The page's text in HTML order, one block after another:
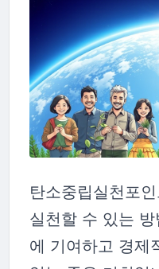
탄소중립실천포
실천할 수 있는
에 기여하고 경제